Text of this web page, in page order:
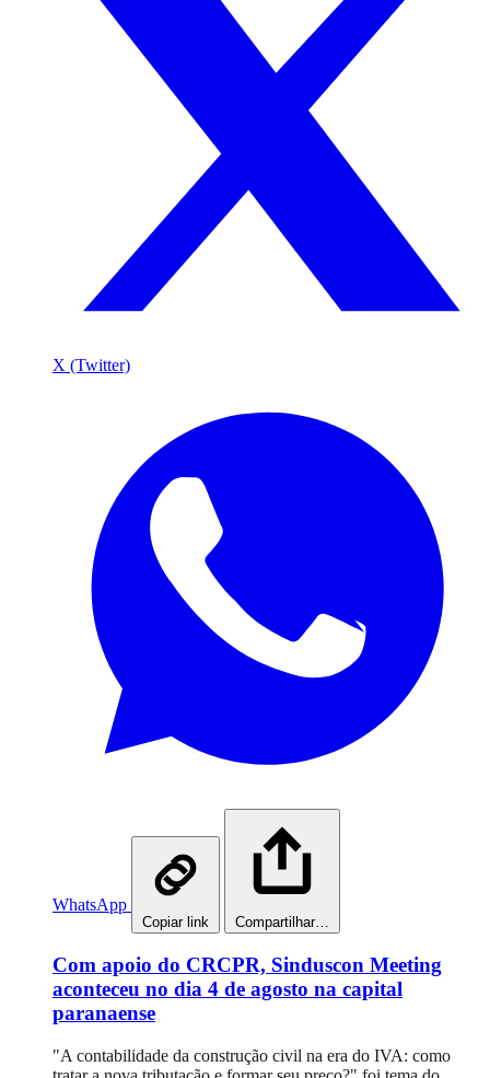
X (Twitter)
WhatsApp
Copiar link Compartilhar…
Com apoio do CRCPR, Sinduscon Meeting
aconteceu no dia 4 de agosto na capital
paranaense
"A contabilidade da construção civil na era do IVA: como